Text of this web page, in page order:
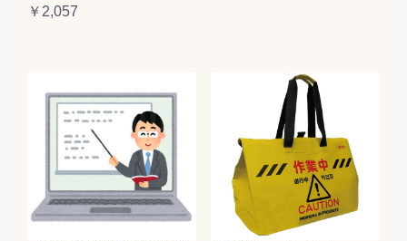
￥2,057